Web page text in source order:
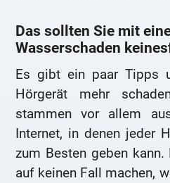
Das sollten Sie mit
Wasserschaden
Es gibt ein paar Tipps
Hörgerät mehr
stammen vor allem
Internet, in denen jeder
zum Besten geben
auf keinen Fall machen,